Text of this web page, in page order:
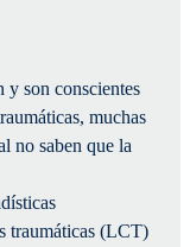
y son conscientes
muchas
no saben que la
traumáticas (LCT)